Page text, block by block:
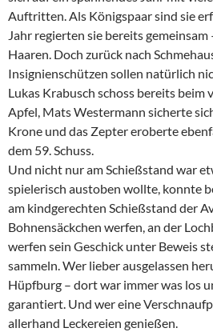
Auftritten. Als Königspaar sind sie
Jahr regierten sie bereits
Haaren. Doch zurück nach
Insignienschützen sollen natürlich
Lukas Krabusch schoss bereits beim
Apfel, Mats Westermann sicherte
Krone und das Zepter eroberte
dem 59. Schuss.
Und nicht nur am Schießstand war
spielerisch austoben wollte, konnte
am kindgerechten Schießstand der
Bohnensäckchen werfen, an der
werfen sein Geschick unter Beweis
sammeln. Wer lieber ausgelassen
Hüpfburg – dort war immer was los
garantiert. Und wer eine
allerhand Leckereien genießen.